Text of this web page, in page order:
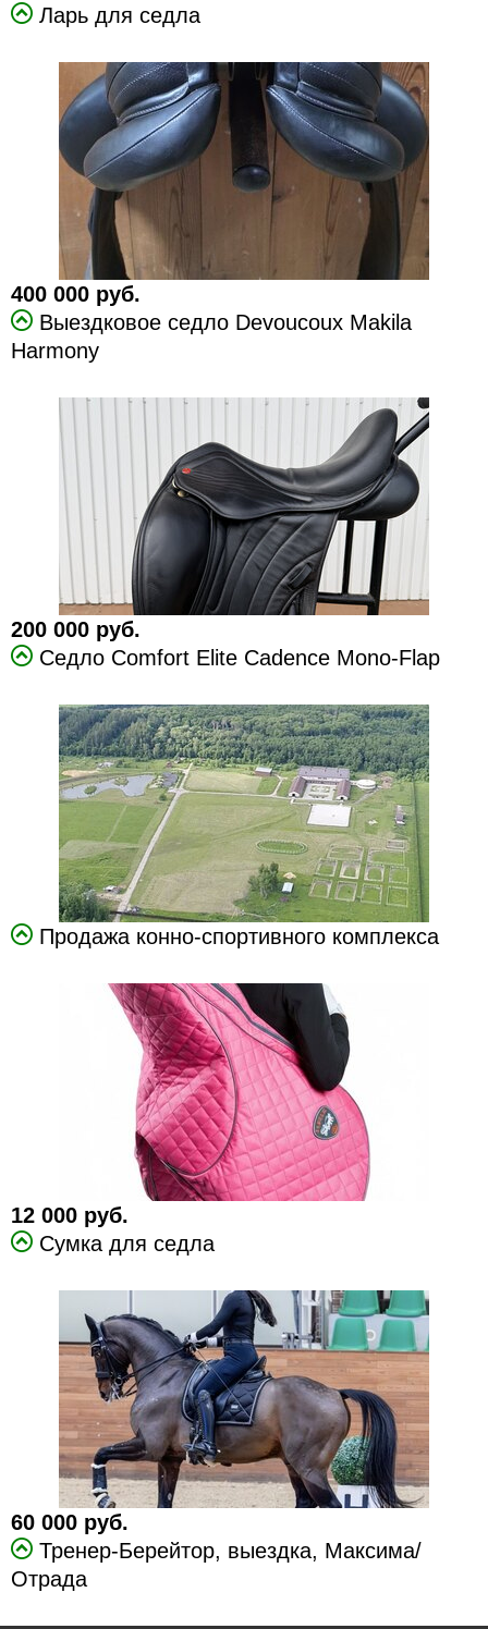
Ларь для седла
400 000 руб.
Выездковое седло Devoucoux Makila
Harmony
200 000 руб.
Седло Comfort Elite Cadence Mono-Flap
Продажа конно-спортивного комплекса
12 000 руб.
Сумка для седла
60 000 руб.
Тренер-Берейтор, выездка, Максима/
Отрада